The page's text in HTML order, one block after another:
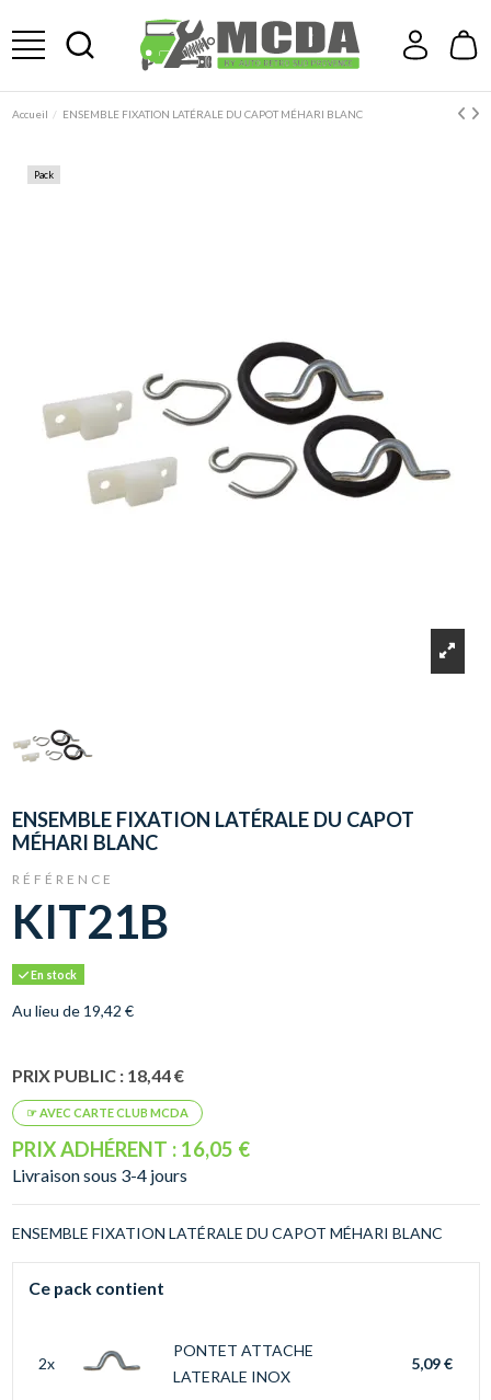
Accueil ENSEMBLE FIXATION LATÉRALE DU CAPOT MÉHARI BLANC
Pack
ENSEMBLE FIXATION LATÉRALE DU CAPOT
MÉHARI BLANC
RÉFÉRENCE
KIT21B
En stock
Au lieu de 19,42 €
PRIX PUBLIC : 18,44 €
PRIX ADHÉRENT : 16,05 €
Livraison sous 3-4 jours
ENSEMBLE FIXATION LATÉRALE DU CAPOT MÉHARI BLANC
Ce pack contient
2x
PONTET ATTACHE
LATERALE INOX
5,09 €